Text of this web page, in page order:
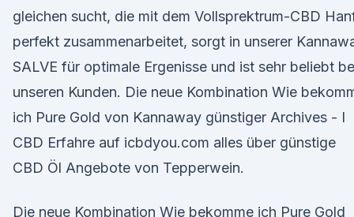
gleichen sucht, die mit dem Vollsprektrum-CBD
perfekt zusammenarbeitet, sorgt in unserer
SALVE für optimale Ergenisse und ist sehr beliebt
unseren Kunden. Die neue Kombination Wie
ich Pure Gold von Kannaway günstiger Archives - I
CBD Erfahre auf icbdyou.com alles über günstige
CBD Öl Angebote von Tepperwein.
Die neue Kombination Wie bekomme ich Pure Gold